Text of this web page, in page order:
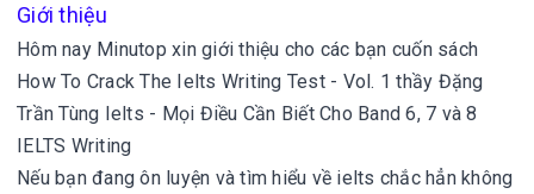
Giới thiệu
Hôm nay Minutop xin giới thiệu cho các bạn cuốn sách
How To Crack The Ielts Writing Test - Vol. 1 thầy Đặng
Trần Tùng Ielts - Mọi Điều Cần Biết Cho Band 6, 7 và 8
IELTS Writing
Nếu bạn đang ôn luyện và tìm hiểu về ielts chắc hẳn không